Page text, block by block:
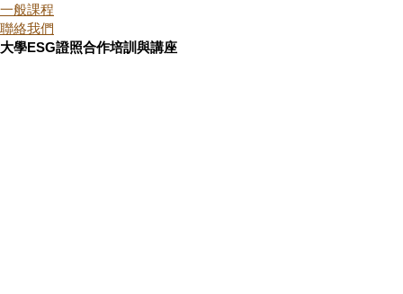
一般課程
聯絡我們
大學ESG證照合作培訓與講座